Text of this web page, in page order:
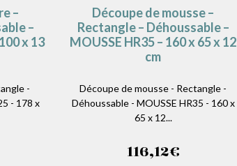
–
–
x 13
-
- 178 x
Découpe de mousse –
Rectangle – Déhoussable –
MOUSSE HR35 – 160 x 65 x 12
cm
Découpe de mousse - Rectangle -
Déhoussable - MOUSSE HR35 - 160 x
65 x 12...
116,12€